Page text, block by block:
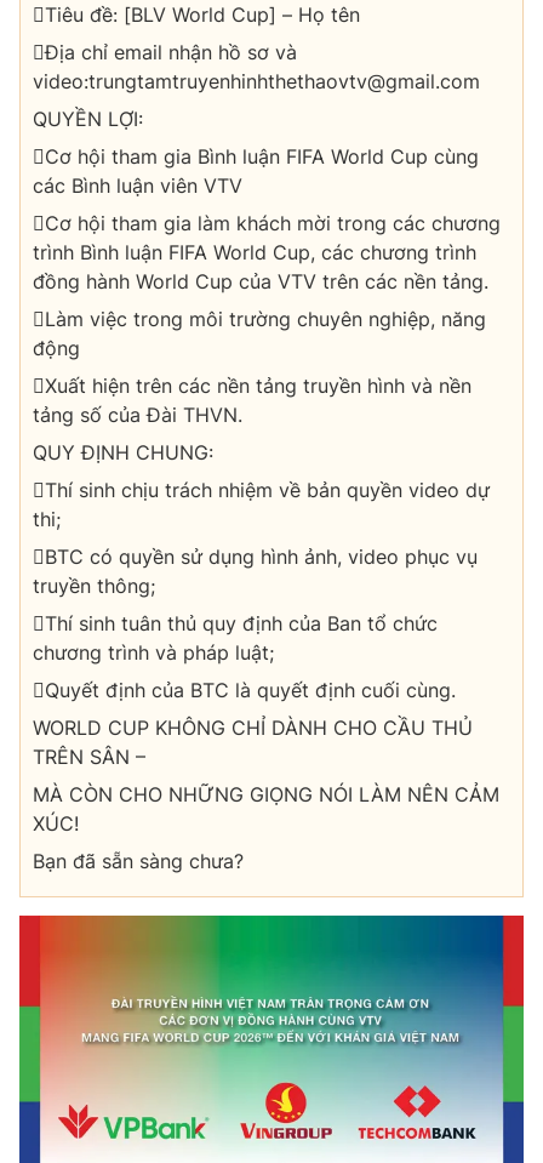
Tiêu đề: [BLV World Cup] – Họ tên
Địa chỉ email nhận hồ sơ và
video:trungtamtruyenhinhthethaovtv@gmail.com
QUYỀN LỢI:
Cơ hội tham gia Bình luận FIFA World Cup cùng
các Bình luận viên VTV
Cơ hội tham gia làm khách mời trong các chương
trình Bình luận FIFA World Cup, các chương trình
đồng hành World Cup của VTV trên các nền tảng.
Làm việc trong môi trường chuyên nghiệp, năng
động
Xuất hiện trên các nền tảng truyền hình và nền
tảng số của Đài THVN.
QUY ĐỊNH CHUNG:
Thí sinh chịu trách nhiệm về bản quyền video dự
thi;
BTC có quyền sử dụng hình ảnh, video phục vụ
truyền thông;
Thí sinh tuân thủ quy định của Ban tổ chức
chương trình và pháp luật;
Quyết định của BTC là quyết định cuối cùng.
WORLD CUP KHÔNG CHỈ DÀNH CHO CẦU THỦ
TRÊN SÂN –
MÀ CÒN CHO NHỮNG GIỌNG NÓI LÀM NÊN CẢM
XÚC!
Bạn đã sẵn sàng chưa?